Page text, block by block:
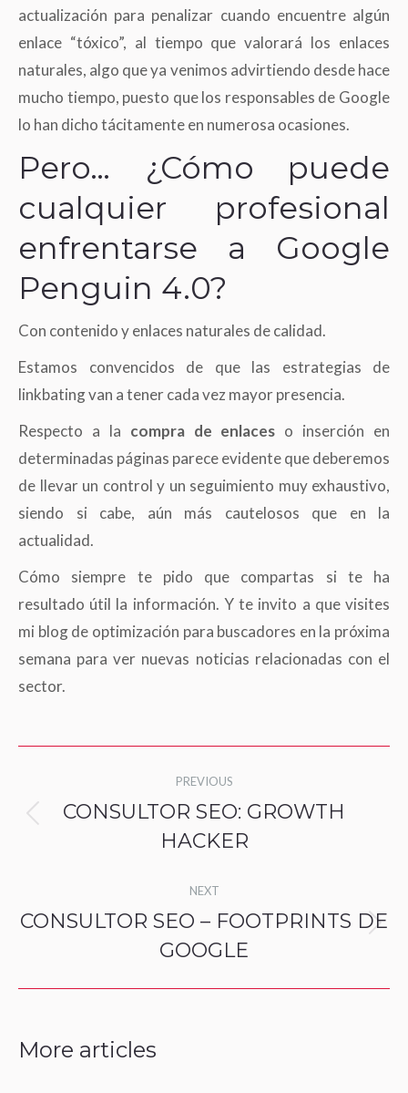
actualización para penalizar cuando encuentre algún
enlace “tóxico”, al tiempo que valorará los enlaces
naturales, algo que ya venimos advirtiendo desde hace
mucho tiempo, puesto que los responsables de Google
lo han dicho tácitamente en numerosa ocasiones.
Pero… ¿Cómo puede
cualquier profesional
enfrentarse a Google
Penguin 4.0?
Con contenido y enlaces naturales de calidad.
Estamos convencidos de que las estrategias de
linkbating van a tener cada vez mayor presencia.
Respecto a la compra de enlaces o inserción en
determinadas páginas parece evidente que deberemos
de llevar un control y un seguimiento muy exhaustivo,
siendo si cabe, aún más cautelosos que en la
actualidad.
Cómo siempre te pido que compartas si te ha
resultado útil la información. Y te invito a que visites
mi blog de optimización para buscadores en la próxima
semana para ver nuevas noticias relacionadas con el
sector.
navigation
PREVIOUS
post:
CONSULTOR SEO: GROWTH
HACKER
NEXT
post:
CONSULTOR SEO – FOOTPRINTS DE
GOOGLE
More articles